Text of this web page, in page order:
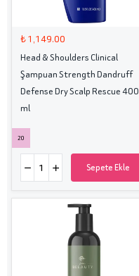
₺ 1,149.00
Head & Shoulders Clinical
Şampuan Strength Dandruff
Defense Dry Scalp Rescue 400
ml
20
Sepete Ekle